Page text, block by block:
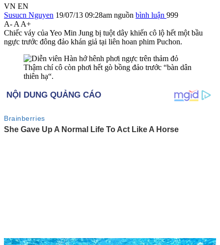
VN EN
Susucn Nguyen 19/07/13 09:28am nguồn bình luận 999
A- A A+
Chiếc váy của Yeo Min Jung bị tuột dây khiến cô lộ hết một bầu
ngực trước đông đảo khán giả tại liên hoan phim Puchon.
Thậm chí cô còn phơi hết gò bồng đảo trước “bàn dân
thiên hạ“.